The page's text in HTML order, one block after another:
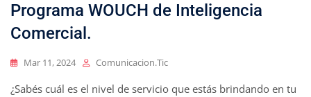
Programa WOUCH de Inteligencia
Comercial.
Mar 11, 2024 Comunicacion.tic
¿Sabés cuál es el nivel de servicio que estás brindando en tu